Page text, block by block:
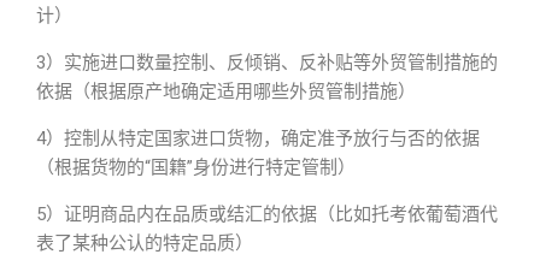
计）
3）实施进口数量控制、反倾销、反补贴等外贸管制措施的
依据（根据原产地确定适用哪些外贸管制措施）
4）控制从特定国家进口货物，确定准予放行与否的依据
（根据货物的“国籍”身份进行特定管制）
5）证明商品内在品质或结汇的依据（比如托考依葡萄酒代
表了某种公认的特定品质）